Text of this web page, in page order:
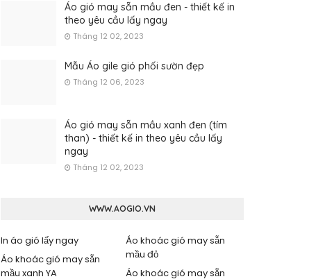
Áo gió may sẵn mầu đen - thiết kế in
theo yêu cầu lấy ngay
Tháng 12 02, 2023
Mẫu Áo gile gió phối sườn đẹp
Tháng 12 06, 2023
Áo gió may sẵn mầu xanh đen (tím
than) - thiết kế in theo yêu cầu lấy
ngay
Tháng 12 02, 2023
WWW.AOGIO.VN
In áo gió lấy ngay
Áo khoác gió may sẵn
mầu đỏ
Áo khoác gió may sẵn
mầu xanh YA
Áo khoác gió may sẵn